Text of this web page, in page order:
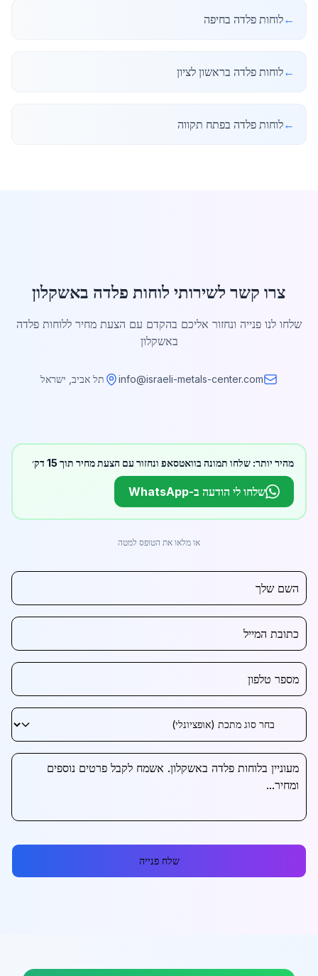
←לוחות פלדה בחיפה
←לוחות פלדה בראשון לציון
←לוחות פלדה בפתח תקווה
צרו קשר לשירותי לוחות פלדה באשקלון
שלחו לנו פנייה ונחזור אליכם בהקדם עם הצעת מחיר ללוחות פלדה
באשקלון
info@israeli-metals-center.com תל אביב, ישראל
מהיר יותר: שלחו תמונה בוואטסאפ ונחזור עם הצעת מחיר תוך 15 דק׳
שלחו לי הודעה ב-WhatsApp
או מלאו את הטופס למטה
שלח פנייה